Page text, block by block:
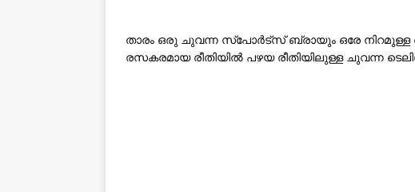
താരം ഒരു ചുവന്ന സ്‌പോർട്‌സ് ബ്രായും ഒരേ
രസകരമായ രീതിയിൽ പഴയ രീതിയിലുള്ള ചുവന്ന